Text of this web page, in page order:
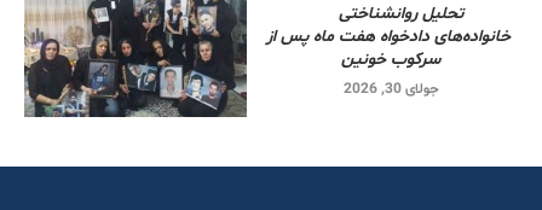
تحلیل روانشناختی
خانواده‌های دادخواه هفت ماه پس از
سرکوب خونین
جولای 30, 2026